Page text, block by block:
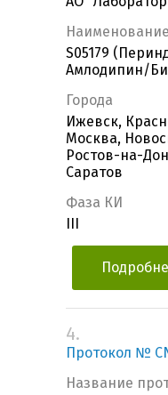
S05179
Амлодипин/
Города
Ижевск,
Москва,
Ростов-на-
Саратов
Фаза КИ
4.
Протокол №
Название